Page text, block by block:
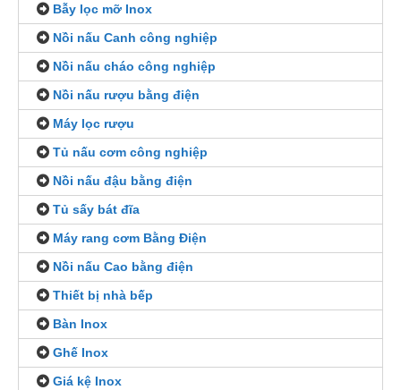
Bẫy lọc mỡ Inox
Nồi nấu Canh công nghiệp
Nồi nấu cháo công nghiệp
Nồi nấu rượu bằng điện
Máy lọc rượu
Tủ nấu cơm công nghiệp
Nồi nấu đậu bằng điện
Tủ sấy bát đĩa
Máy rang cơm Bằng Điện
Nồi nấu Cao bằng điện
Thiết bị nhà bếp
Bàn Inox
Ghế Inox
Giá kệ Inox